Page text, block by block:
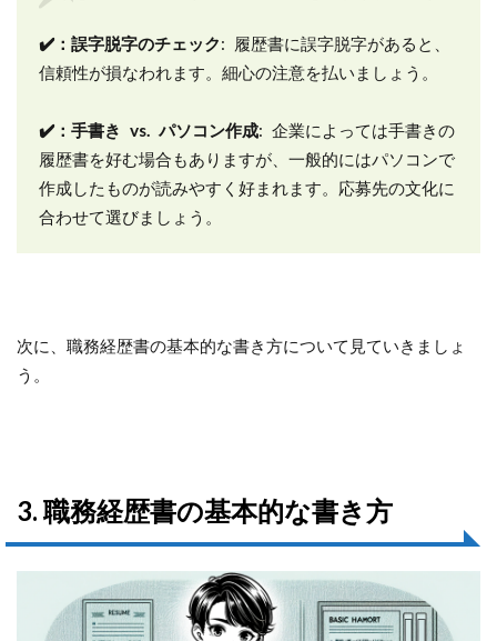
✔️：誤字脱字のチェック : 履歴書に誤字脱字があると、
信頼性が損なわれます。細心の注意を払いましょう。
✔️：手書き vs. パソコン作成: 企業によっては手書きの
履歴書を好む場合もありますが、一般的にはパソコンで
作成したものが読みやすく好まれます。応募先の文化に
合わせて選びましょう。
次に、職務経歴書の基本的な書き方について見ていきましょ
う。
3. 職務経歴書の基本的な書き方